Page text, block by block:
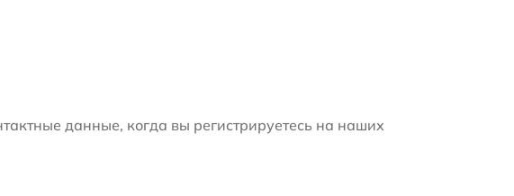
данные, когда вы регистрируетесь на наших